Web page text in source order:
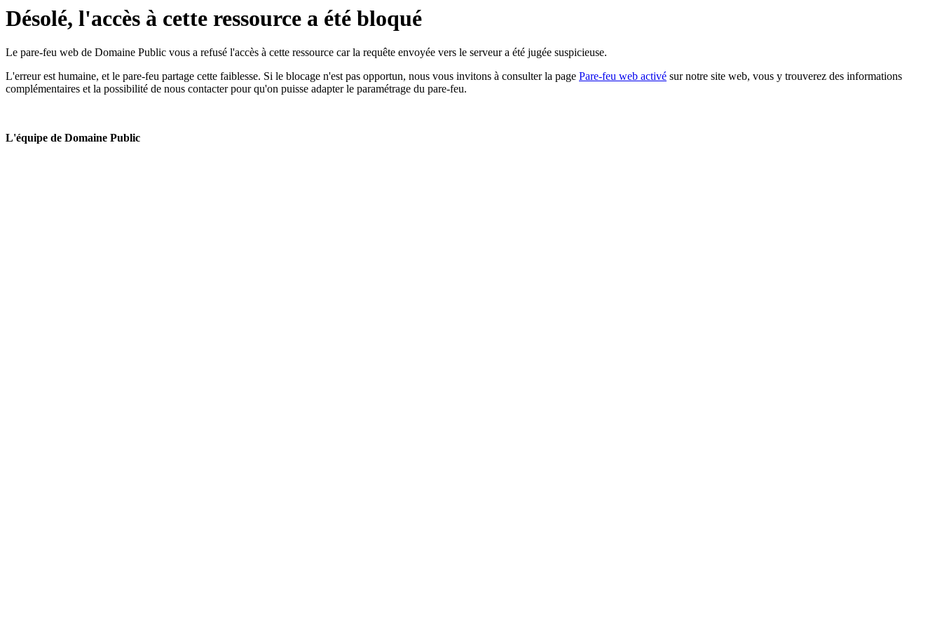
Désolé, l'accès à cette ressource a été bloqué
Le pare-feu web de Domaine Public vous a refusé l'accès à cette ressource car la requête envoyée vers le serveur a été jugée suspicieuse.
L'erreur est humaine, et le pare-feu partage cette faiblesse. Si le blocage n'est pas opportun, nous vous invitons à consulter la page Pare-feu web activé sur notre site web, vous y trouverez des informations
complémentaires et la possibilité de nous contacter pour qu'on puisse adapter le paramétrage du pare-feu.
L'équipe de Domaine Public